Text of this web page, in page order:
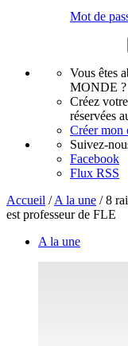
Mot de
Vous êtes
MONDE ?
Créez
réservées
Créer mon
Suivez-
Facebook
Flux RSS
Accueil /A la une /8
est professeur de FLE
A la une